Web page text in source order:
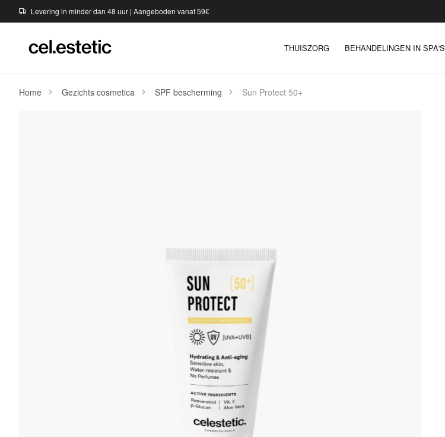
Levering in minder dan 48 uur | Aangeboden vanaf 59€
THUISZORG BEHANDELINGEN IN SPA'S
Home Gezichts cosmetica SPF bescherming Sun Protect 50+